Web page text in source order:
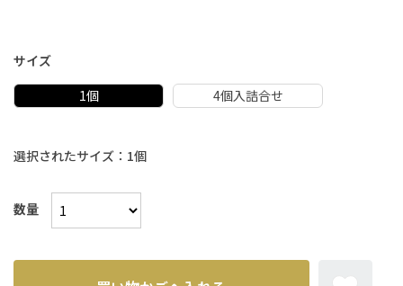
サイズ
1個
4個入詰合せ
選択されたサイズ：1個
数量